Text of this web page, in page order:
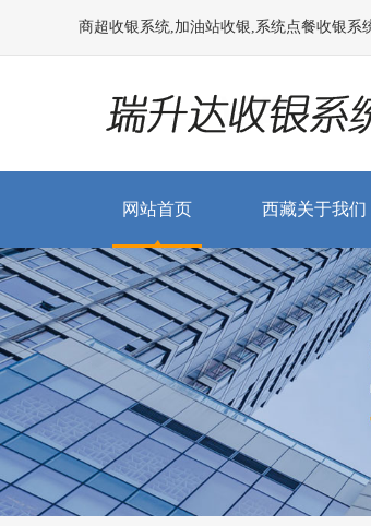
商超收银系统,加油站收银,系统点餐收银系
网站首页 西藏关于我们